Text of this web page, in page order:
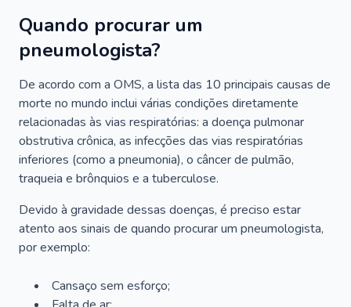
Quando procurar um
pneumologista?
De acordo com a OMS, a lista das 10 principais causas de
morte no mundo inclui várias condições diretamente
relacionadas às vias respiratórias: a doença pulmonar
obstrutiva crônica, as infecções das vias respiratórias
inferiores (como a pneumonia), o câncer de pulmão,
traqueia e brônquios e a tuberculose.
Devido à gravidade dessas doenças, é preciso estar
atento aos sinais de quando procurar um pneumologista,
por exemplo:
Cansaço sem esforço;